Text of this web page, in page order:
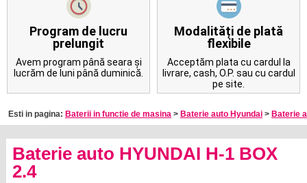
Program de lucru
prelungit
Avem program până seara și
lucrăm de luni până duminică.
Modalități de plată
flexibile
Acceptăm plata cu cardul la
livrare, cash, O.P. sau cu cardul
pe site.
Esti in pagina: Baterii in functie de masina > Baterie auto Hyundai > Baterie
Baterie auto HYUNDAI H-1 BOX
2.4